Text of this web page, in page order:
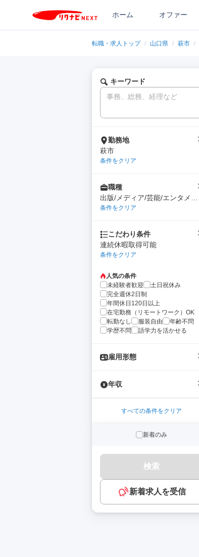
ホーム オファー
転職・求人トップ / 山口県 / 萩市 /
キーワード
勤務地
萩市
条件をクリア
職種
出版/メディア/芸能/エンタメ専
門職
条件をクリア
こだわり条件
連続休暇取得可能
条件をクリア
人気の条件
未経験者歓迎
土日祝休み
完全週休2日制
年間休日120日以上
在宅勤務（リモートワーク）OK
転勤なし
服装自由
年齢不問
学歴不問
語学力を活かせる
雇用形態
年収
すべての条件をクリア
新着のみ
検索
新着求人を受信